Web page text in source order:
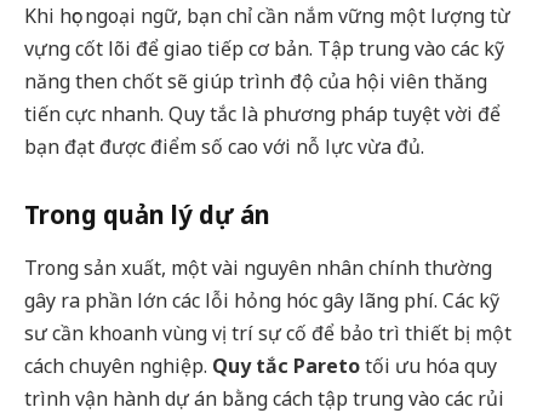
Khi học ngoại ngữ, bạn chỉ cần nắm vững một lượng từ
vựng cốt lõi để giao tiếp cơ bản. Tập trung vào các kỹ
năng then chốt sẽ giúp trình độ của hội viên thăng
tiến cực nhanh. Quy tắc là phương pháp tuyệt vời để
bạn đạt được điểm số cao với nỗ lực vừa đủ.
Trong quản lý dự án
Trong sản xuất, một vài nguyên nhân chính thường
gây ra phần lớn các lỗi hỏng hóc gây lãng phí. Các kỹ
sư cần khoanh vùng vị trí sự cố để bảo trì thiết bị một
cách chuyên nghiệp. Quy tắc Paretotối ưu hóa quy
trình vận hành dự án bằng cách tập trung vào các rủi